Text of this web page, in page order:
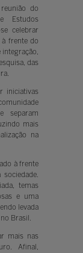
do
Estudos
celebrar
à frente do
integração,
das
iniciativas
separam
mais
na
à frente
temas
e uma
levada
Brasil.
mais nas
Afinal,